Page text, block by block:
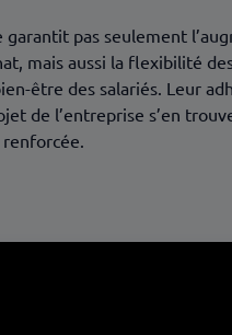
garantit pas seulement
mais aussi la flexibilité
être des salariés. Leur
de l’entreprise s’en